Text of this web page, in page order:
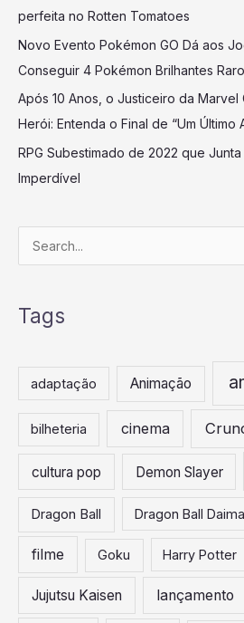
perfeita no Rotten Tomatoes
Novo Evento Pokémon GO Dá aos
Conseguir 4 Pokémon Brilhantes
Após 10 Anos, o Justiceiro da
Herói: Entenda o Final de “Um Último
RPG Subestimado de 2022 que
Imperdível
q
s
r
o
r
Tags
adaptação Animação
bilheteria cinema
cultura pop Demon Slayer
Dragon Ball Dragon Ball Daima
filme Goku Harry Potter
Jujutsu Kaisen lançamento